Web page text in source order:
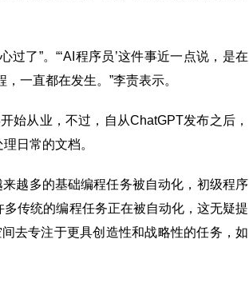
了”。“‘AI程序员’这件事近一点说，是在
一直都在发生。”李责表示。
始从业，不过，自从ChatGPT发布之后，
日常的文档。
越多的基础编程任务被自动化，初级程序
传统的编程任务正在被自动化，这无疑提
去专注于更具创造性和战略性的任务，如